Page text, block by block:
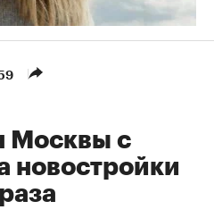
Москвы с
новостройки